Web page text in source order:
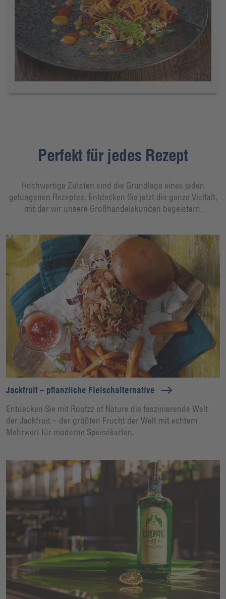
Perfekt für jedes Rezept
Hochwertige Zutaten sind die Grundlage eines jeden
gelungenen Rezeptes. Entdecken Sie jetzt die ganze Vielfalt,
mit der wir unsere Großhandelskunden begeistern.
Jackfruit – pflanzliche Fleischalternative
Entdecken Sie mit Rootzz of Nature die faszinierende Welt
der Jackfruit – der größten Frucht der Welt mit echtem
Mehrwert für moderne Speisekarten.